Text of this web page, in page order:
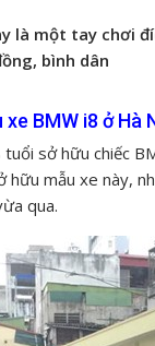
là một tay chơi
bình dân
BMW i8 ở Hà
sở hữu chiếc
hữu mẫu xe này,
qua.